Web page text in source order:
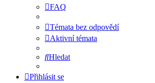
FAQ
Témata bez odpovědí
Aktivní témata
Hledat
Přihlásit se